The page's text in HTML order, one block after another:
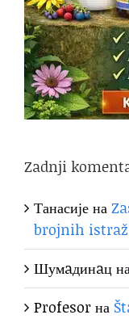
Zadnji
Танасијена
brojnih
Шумaдинaц
Profesorна